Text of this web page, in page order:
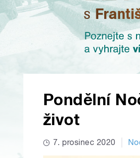
Pondělní
život
7. prosinec 2020